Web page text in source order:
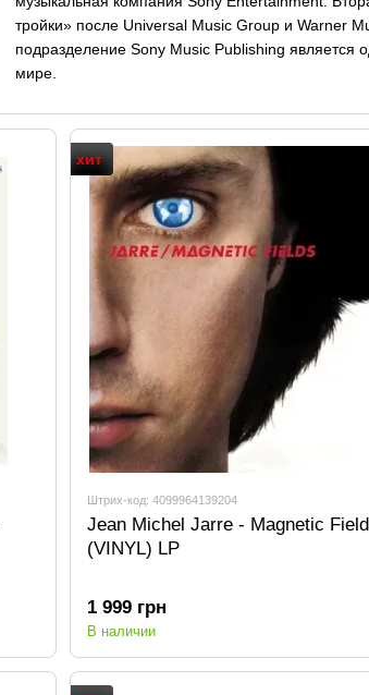
тройки» после Universal Music Group и Warner
подразделение Sony Music Publishing является
мире.
Sony Music (и лейблы, приобретённые ею)
Элвиса Пресли, Майкла Джексона, AC/DC,
Майлза Дэвиса, Боба Дилана, Барбары
С компанией Sony Music также работают
Леона Льюис, Дайдо, Пинк, Шакира, One Direction
Купить виниловые пластинки в Украине из
fonoteka.сом.ua. В наличии или по
классические переиздания и новые релизы
ассортименте винила в магазин виниловых
хит
Штрих-код: 4099964139204
Jean Michel Jarre - Magnetic
(VINYL) LP
1 999 грн
В наличии